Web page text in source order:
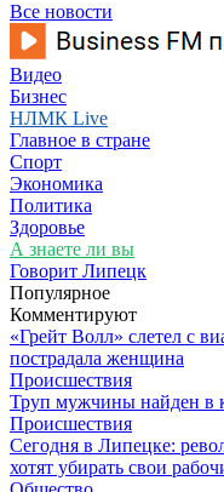
Все новости
Видео
Бизнес
НЛМК Live
Главное в стране
Спорт
Экономика
Политика
Здоровье
А знаете ли вы
Говорит Липецк
Популярное
Комментируют
«Грейт Волл» слетел с
пострадала женщина
Происшествия
Труп мужчины найден в
Происшествия
Сегодня в Липецке:
хотят убирать свои